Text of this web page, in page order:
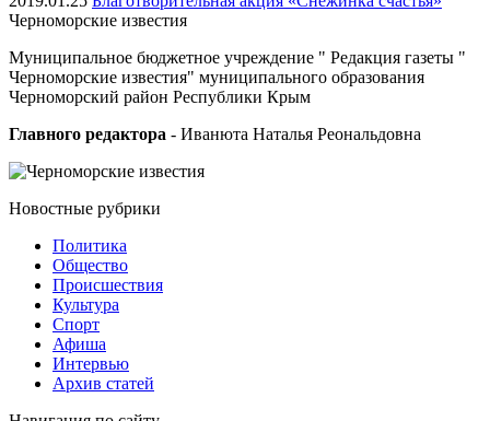
Черноморские известия
Муниципальное бюджетное учреждение " Редакция газеты "
Черноморские известия" муниципального образования
Черноморский район Республики Крым
Главного редактора - Иванюта Наталья Реональдовна
Новостные рубрики
Политика
Общество
Проиcшествия
Культура
Спорт
Афиша
Интервью
Архив статей